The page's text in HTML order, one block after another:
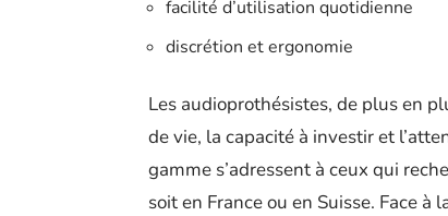
facilité d’utilisation quotidienne
discrétion et ergonomie
Les audioprothésistes, de plus en
de vie, la capacité à investir et
gamme s’adressent à ceux qui
soit en France ou en Suisse. Face à